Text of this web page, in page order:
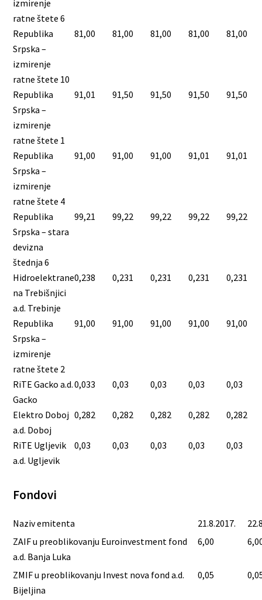
izmirenje
ratne štete 6
Republika
Srpska –
izmirenje
ratne štete 10
81,00 81,00 81,00 81,00 81,00
Republika
Srpska –
izmirenje
ratne štete 1
91,01 91,50 91,50 91,50 91,50
Republika
Srpska –
izmirenje
ratne štete 4
91,00 91,00 91,00 91,01 91,01
Republika
Srpska – stara
devizna
štednja 6
99,21 99,22 99,22 99,22 99,22
Hidroelektrane
na Trebišnjici
a.d. Trebinje
0,238 0,231 0,231 0,231 0,231
Republika
Srpska –
izmirenje
ratne štete 2
91,00 91,00 91,00 91,00 91,00
RiTE Gacko a.d.
Gacko
0,033 0,03 0,03 0,03 0,03
Elektro Doboj
a.d. Doboj
0,282 0,282 0,282 0,282 0,282
RiTE Ugljevik
a.d. Ugljevik
0,03 0,03 0,03 0,03 0,03
Fondovi
Naziv emitenta 21.8.2017.
ZAIF u preoblikovanju Euroinvestment fond
a.d. Banja Luka
6,00
ZMIF u preoblikovanju Invest nova fond a.d.
Bijeljina
0,05